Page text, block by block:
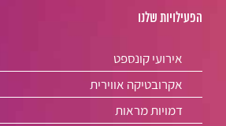
הפעילויות שלנו
אירועי קונספט
אקרובטיקה אווירית
דמויות מראות